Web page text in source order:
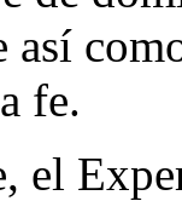
así
fe.
el